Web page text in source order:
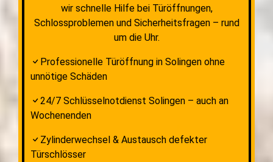
wir schnelle Hilfe bei Türöffnungen,
Schlossproblemen und Sicherheitsfragen – rund
um die Uhr.
Professionelle Türöffnung in Solingen ohne
unnötige Schäden
24/7 Schlüsselnotdienst Solingen – auch an
Wochenenden
Zylinderwechsel & Austausch defekter
Türschlösser